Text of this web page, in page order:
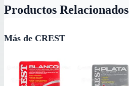
Productos Relacionados
Más de CREST